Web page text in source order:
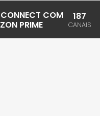
COM
PRIME
187
CANAIS